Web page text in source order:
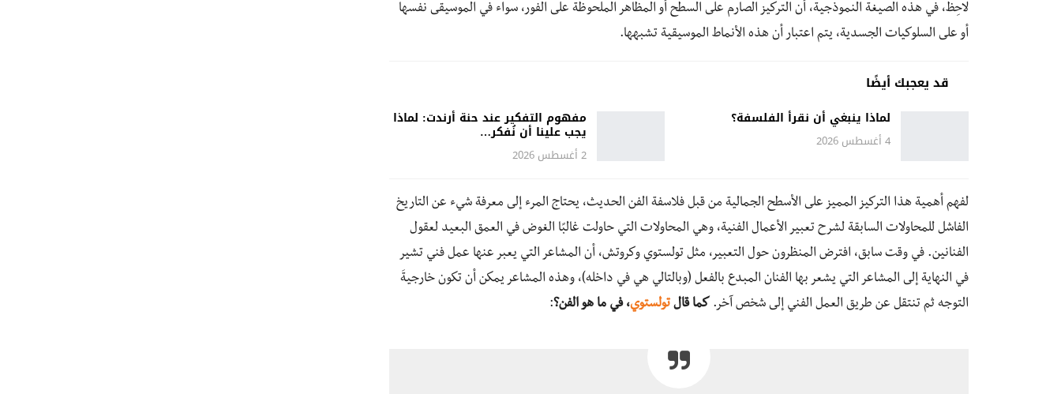
لاحِظ، في هذه الصيغة النموذجية، أن التركيز الصارم على السطح أو المظاهر الملحوظة على الفور، سواء في الموسيقى نفسها
أو على السلوكيات الجسدية، يتم اعتبار أن هذه الأنماط الموسيقية تشبهها.
قد يعجبك أيضًا
لماذا ينبغي أن نقرأ الفلسفة؟
4 أغسطس 2026
مفهوم التفكير عند حنة أرندت: لماذا
يجب علينا أن نُفكر…
2 أغسطس 2026
لفهم أهمية هذا التركيز المميز على الأسطح الجمالية من قبل فلاسفة الفن الحديث، يحتاج المرء إلى معرفة شيء عن التاريخ
الفاشل للمحاولات السابقة لشرح تعبير الأعمال الفنية، وهي المحاولات التي حاولت غالبًا الغوض في العمق البعيد لعقول
الفنانين. في وقت سابق، افترض المنظرون حول التعبير، مثل تولستوي وكروتش، أن المشاعر التي يعبر عنها عمل فني تشير
في النهاية إلى المشاعر التي يشعر بها الفنان المبدع بالفعل (وبالتالي هي في داخله)، وهذه المشاعر يمكن أن تكون خارجيةَ
التوجه ثم تنتقل عن طريق العمل الفني إلى شخص آخر. كما قال تولستوي، في ما هو الفن؟: